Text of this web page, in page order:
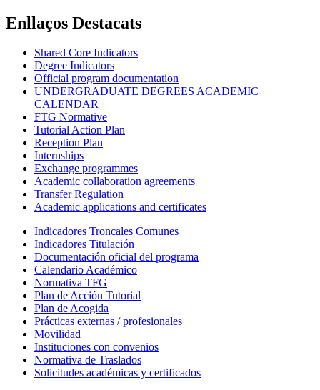
Enllaços Destacats
Shared Core Indicators
Degree Indicators
Official program documentation
UNDERGRADUATE DEGREES ACADEMIC
CALENDAR
FTG Normative
Tutorial Action Plan
Reception Plan
Internships
Exchange programmes
Academic collaboration agreements
Transfer Regulation
Academic applications and certificates
Indicadores Troncales Comunes
Indicadores Titulación
Documentación oficial del programa
Calendario Académico
Normativa TFG
Plan de Acción Tutorial
Plan de Acogida
Prácticas externas / profesionales
Movilidad
Instituciones con convenios
Normativa de Traslados
Solicitudes académicas y certificados